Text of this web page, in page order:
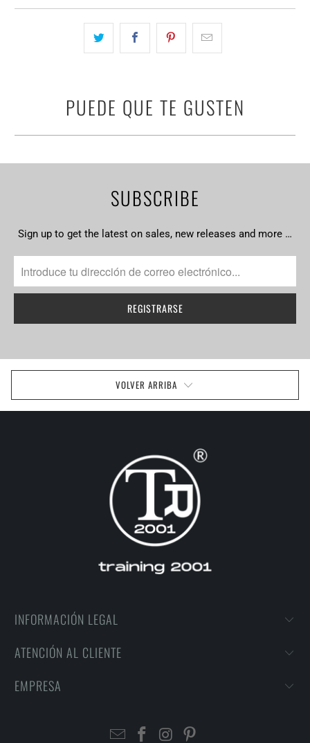
PUEDE QUE TE GUSTEN
SUBSCRIBE
Sign up to get the latest on sales, new releases and more …
VOLVER ARRIBA
INFORMACIÓN LEGAL
ATENCIÓN AL CLIENTE
EMPRESA